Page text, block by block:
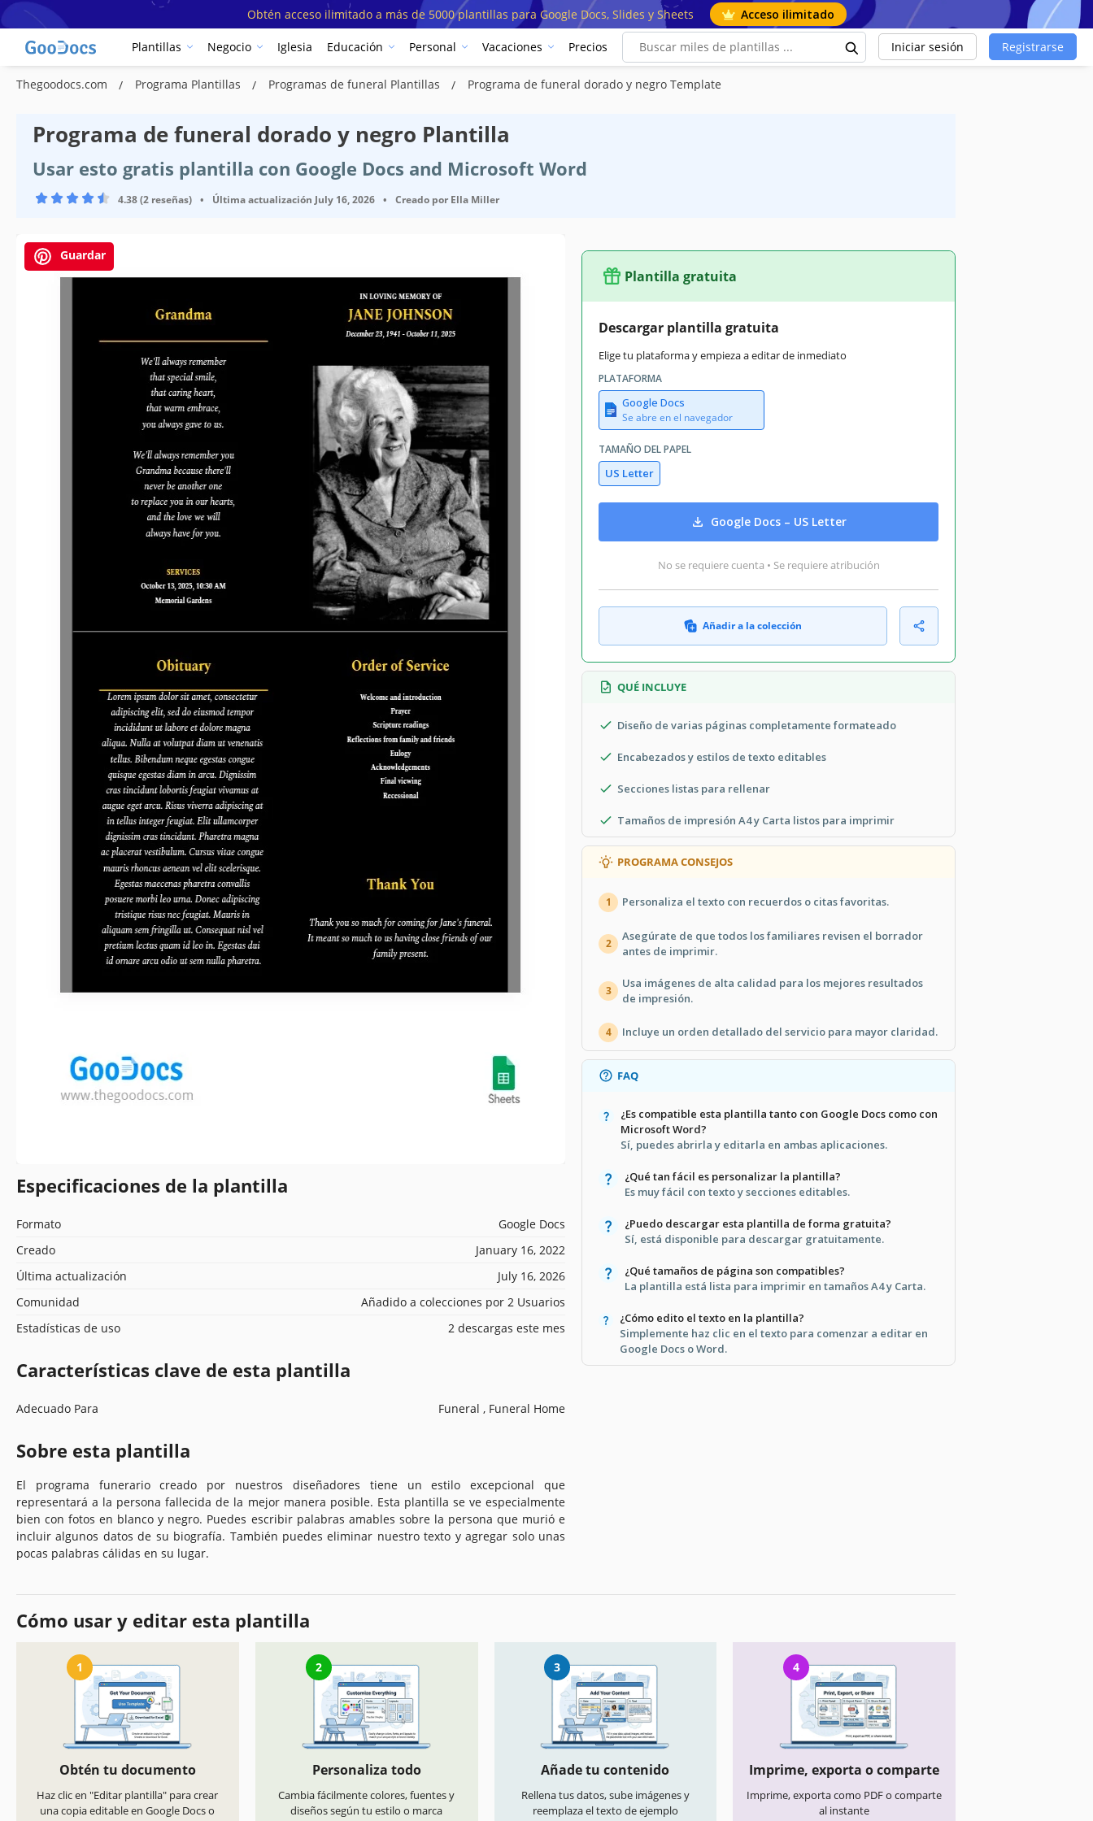
Obtén acceso ilimitado a más de 5000 plantillas para Google Docs, Slides y Sheets Acceso ilimitado
Plantillas Negocio Iglesia Educación Personal Vacaciones Precios Iniciar sesión Registrarse
Thegoodocs.com Programa Plantillas Programas de funeral Plantillas Programa de funeral dorado y negro Template
Programa de funeral dorado y negro Plantilla
Usar esto gratis plantilla con Google Docs and Microsoft Word
4.38 (2 reseñas) • Última actualización July 16, 2026 • Creado por Ella Miller
Guardar
Especificaciones de la plantilla
Formato
Google Docs
Creado
January 16, 2022
Última actualización
July 16, 2026
Comunidad
Añadido a colecciones por 2 Usuarios
Estadísticas de uso
2 descargas este mes
Características clave de esta plantilla
Adecuado Para Funeral , Funeral Home
Sobre esta plantilla
El programa funerario creado por nuestros diseñadores tiene un estilo excepcional que
representará a la persona fallecida de la mejor manera posible. Esta plantilla se ve especialmente
bien con fotos en blanco y negro. Puedes escribir palabras amables sobre la persona que murió e
incluir algunos datos de su biografía. También puedes eliminar nuestro texto y agregar solo unas
pocas palabras cálidas en su lugar.
Plantilla gratuita
Descargar plantilla gratuita
Elige tu plataforma y empieza a editar de inmediato
PLATAFORMA
Google Docs
Se abre en el navegador
TAMAÑO DEL PAPEL
US Letter
Google Docs – US Letter
No se requiere cuenta • Se requiere atribución
Añadir a la colección
QUÉ INCLUYE
Diseño de varias páginas completamente formateado
Encabezados y estilos de texto editables
Secciones listas para rellenar
Tamaños de impresión A4 y Carta listos para imprimir
PROGRAMA CONSEJOS
1 Personaliza el texto con recuerdos o citas favoritas.
2
Asegúrate de que todos los familiares revisen el borrador
antes de imprimir.
3
Usa imágenes de alta calidad para los mejores resultados
de impresión.
4 Incluye un orden detallado del servicio para mayor claridad.
FAQ
¿Es compatible esta plantilla tanto con Google Docs como con
Microsoft Word?
Sí, puedes abrirla y editarla en ambas aplicaciones.
¿Qué tan fácil es personalizar la plantilla?
Es muy fácil con texto y secciones editables.
¿Puedo descargar esta plantilla de forma gratuita?
Sí, está disponible para descargar gratuitamente.
¿Qué tamaños de página son compatibles?
La plantilla está lista para imprimir en tamaños A4 y Carta.
¿Cómo edito el texto en la plantilla?
Simplemente haz clic en el texto para comenzar a editar en
Google Docs o Word.
Cómo usar y editar esta plantilla
1
Obtén tu documento
Haz clic en "Editar plantilla" para crear
una copia editable en Google Docs o
2
Personaliza todo
Cambia fácilmente colores, fuentes y
diseños según tu estilo o marca
3
Añade tu contenido
Rellena tus datos, sube imágenes y
reemplaza el texto de ejemplo
4
Imprime, exporta o comparte
Imprime, exporta como PDF o comparte
al instante